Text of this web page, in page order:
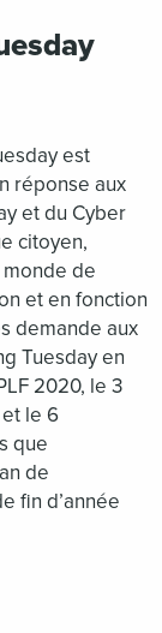
est
réponse aux
et du Cyber
citoyen,
de
et en fonction
demande aux
Tuesday en
2020, le 3
le 6
que
de
fin d’année